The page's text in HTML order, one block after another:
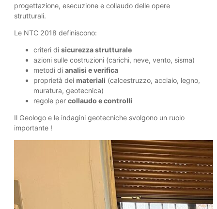
progettazione, esecuzione e collaudo delle opere
strutturali.
Le NTC 2018 definiscono:
criteri disicurezza strutturale
azioni sulle costruzioni (carichi, neve, vento, sisma)
metodi dianalisi e verifica
proprietà dei materiali (calcestruzzo, acciaio, legno,
muratura, geotecnica)
regole percollaudo e controlli
Il Geologo e le indagini geotecniche svolgono un ruolo
importante !